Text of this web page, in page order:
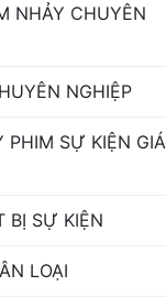
NHẢY CHUYÊN
NGHIỆP
PHIM SỰ KIỆN GIÁ
BỊ SỰ KIỆN
LOẠI